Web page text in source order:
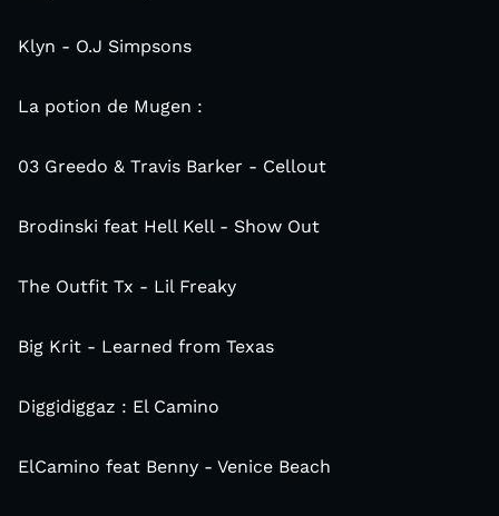
Klyn - O.J Simpsons
La potion de Mugen :
03 Greedo & Travis Barker - Cellout
Brodinski feat Hell Kell - Show Out
The Outfit Tx - Lil Freaky
Big Krit - Learned from Texas
Diggidiggaz : El Camino
ElCamino feat Benny - Venice Beach